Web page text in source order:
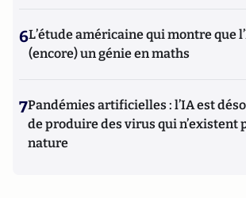
6L’étude américaine qui montre que
(encore) un génie en maths
7Pandémies artificielles : l’IA est
de produire des virus qui n’existent
nature